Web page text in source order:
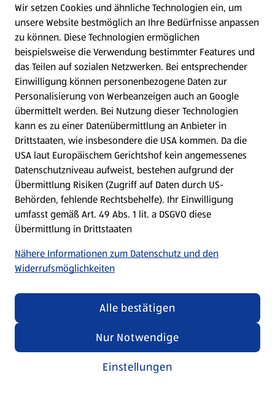
Kochen für Kinder
Rezepte entdecken
Wir setzen Cookies und ähnliche Technologien ein, um
unsere Website bestmöglich an Ihre Bedürfnisse anpassen
zu können. Diese Technologien ermöglichen
beispielsweise die Verwendung bestimmter Features und
das Teilen auf sozialen Netzwerken. Bei entsprechender
Einwilligung können personenbezogene Daten zur
Personalisierung von Werbeanzeigen auch an Google
übermittelt werden. Bei Nutzung dieser Technologien
kann es zu einer Datenübermittlung an Anbieter in
Drittstaaten, wie insbesondere die USA kommen. Da die
USA laut Europäischem Gerichtshof kein angemessenes
Datenschutzniveau aufweist, bestehen aufgrund der
Übermittlung Risiken (Zugriff auf Daten durch US-
Behörden, fehlende Rechtsbehelfe). Ihr Einwilligung
umfasst gemäß Art. 49 Abs. 1 lit. a DSGVO diese
Übermittlung in Drittstaaten
Nähere Informationen zum Datenschutz und den
Widerrufsmöglichkeiten
Einstellungen
Nur Notwendige
Alle bestätigen